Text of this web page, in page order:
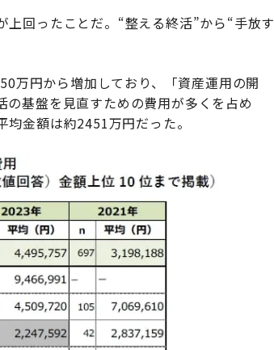
回ったことだ。“整える終活”から“手放す
万円から増加しており、「資産運用の開
基盤を見直すための費用が多くを占め
金額は約2451万円だった。